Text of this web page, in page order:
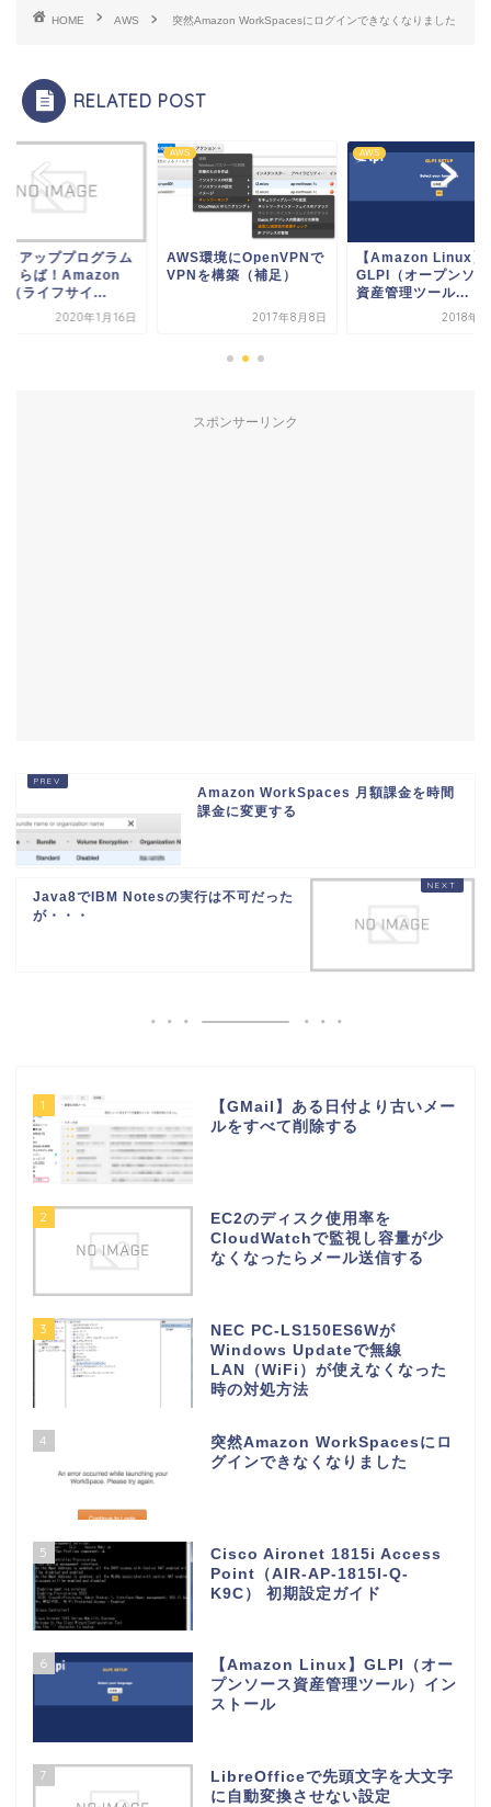
HOME AWS 突然Amazon WorkSpacesにログインできなくなりました
RELATED POST
クアッププログラム
さらば！Amazon
（ライフサイ...
2020年1月16日
AWS
AWS環境にOpenVPNで
VPNを構築（補足）
2017年8月8日
AWS
【Amazon Linux】
GLPI（オープンソ
資産管理ツール...
2018年5
スポンサーリンク
Amazon WorkSpaces 月額課金を時間
課金に変更する
Java8でIBM Notesの実行は不可だった
が・・・
1
【GMail】ある日付より古いメー
ルをすべて削除する
2
EC2のディスク使用率を
CloudWatchで監視し容量が少
なくなったらメール送信する
3
NEC PC-LS150ES6Wが
Windows Updateで無線
LAN（WiFi）が使えなくなった
時の対処方法
4
突然Amazon WorkSpacesにロ
グインできなくなりました
5
Cisco Aironet 1815i Access
Point（AIR-AP-1815I-Q-
K9C） 初期設定ガイド
6
【Amazon Linux】GLPI（オー
プンソース資産管理ツール）イン
ストール
7
LibreOfficeで先頭文字を大文字
に自動変換させない設定